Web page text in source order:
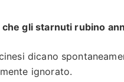
gli starnuti rubino
dicano
ignorato.